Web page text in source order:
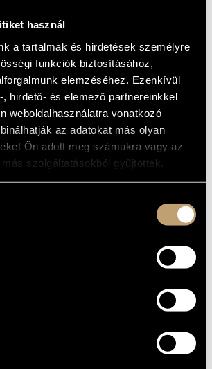
használ
a tartalmak és hirdetések személyre
funkciók biztosításához,
elemzéséhez. Ezenkívül
hirdető- és elemező partnereinkkel
weboldalhasználatra vonatkozó
az adatokat más olyan
Ön adott meg számukra vagy az
szolgáltatásokból gyűjtöttek.
ONLINE CATALOG
THE
SEASONS
BASIC DATA
32262
Ferenc Kamarazenekar (Franz Liszt Chamber Orchestra)